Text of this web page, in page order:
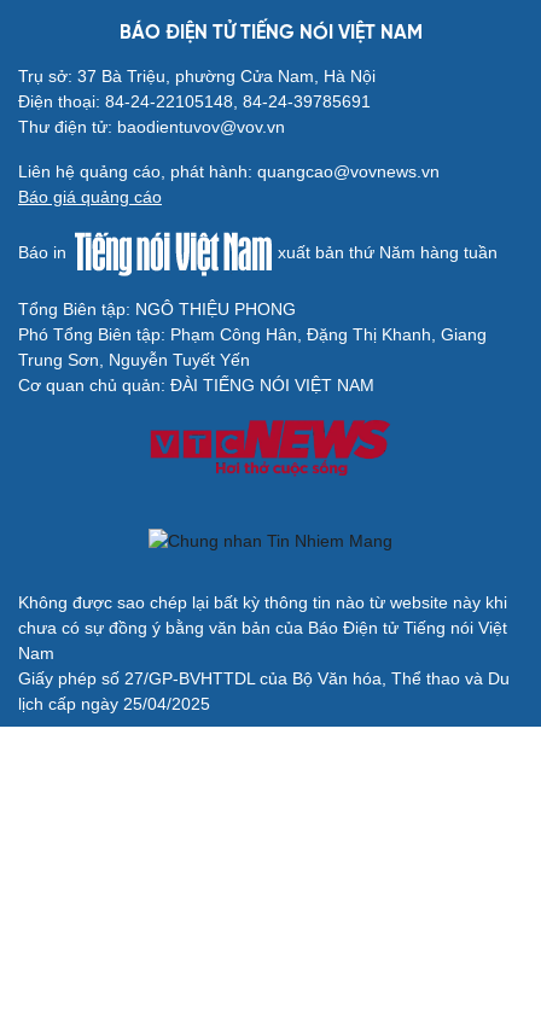
BÁO ĐIỆN TỬ TIẾNG NÓI VIỆT NAM
Trụ sở: 37 Bà Triệu, phường Cửa Nam, Hà Nội
Điện thoại: 84-24-22105148, 84-24-39785691
Thư điện tử: baodientuvov@vov.vn
Liên hệ quảng cáo, phát hành: quangcao@vovnews.vn
Báo giá quảng cáo
Báo in xuất bản thứ Năm hàng tuần
Tổng Biên tập: NGÔ THIỆU PHONG
Phó Tổng Biên tập: Phạm Công Hân, Đặng Thị Khanh, Giang
Trung Sơn, Nguyễn Tuyết Yến
Cơ quan chủ quản: ĐÀI TIẾNG NÓI VIỆT NAM
Không được sao chép lại bất kỳ thông tin nào từ website này khi
chưa có sự đồng ý bằng văn bản của Báo Điện tử Tiếng nói Việt
Nam
Giấy phép số 27/GP-BVHTTDL của Bộ Văn hóa, Thể thao và Du
lịch cấp ngày 25/04/2025